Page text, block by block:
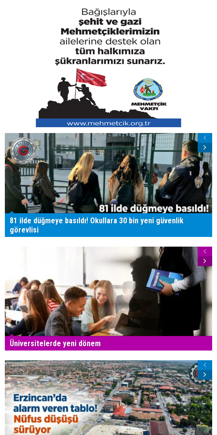
81 ilde düğmeye basıldı! Okullara 30 bin yeni güvenlik
görevlisi
Üniversitelerde yeni dönem